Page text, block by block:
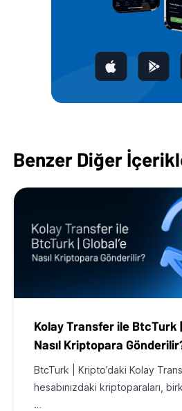
Benzer Diğer
Kolay Transfer ile BtcTurk |
Nasıl Kriptopara
BtcTurk | Kripto’daki Kolay
hesabınızdaki kriptoparaları,
…